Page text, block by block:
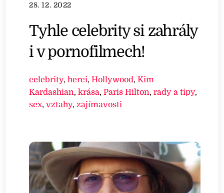
28. 12. 2022
Tyhle celebrity si zahrály
i v pornofilmech!
celebrity,herci,Hollywood,Kim
Kardashian,krása,Paris Hilton,rady a tipy,
sex,vztahy,zajímavosti